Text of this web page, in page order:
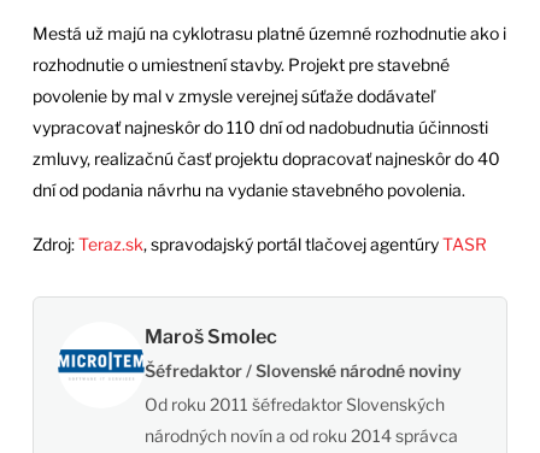
Mestá už majú na cyklotrasu platné územné rozhodnutie ako i
rozhodnutie o umiestnení stavby. Projekt pre stavebné
povolenie by mal v zmysle verejnej súťaže dodávateľ
vypracovať najneskôr do 110 dní od nadobudnutia účinnosti
zmluvy, realizačnú časť projektu dopracovať najneskôr do 40
dní od podania návrhu na vydanie stavebného povolenia.
Zdroj:Teraz.sk, spravodajský portál tlačovej agentúryTASR
Maroš Smolec
Šéfredaktor / Slovenské národné noviny
Od roku 2011 šéfredaktor Slovenských
národných novín a od roku 2014 správca